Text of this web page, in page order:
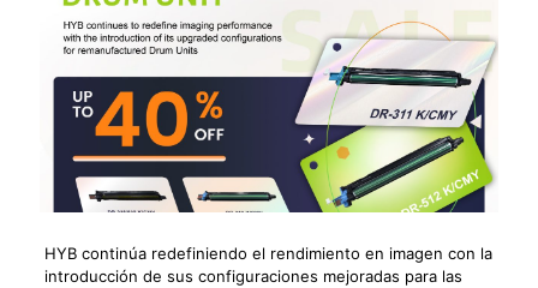
HYB continúa redefiniendo el rendimiento en imagen con la
introducción de sus configuraciones mejoradas para las